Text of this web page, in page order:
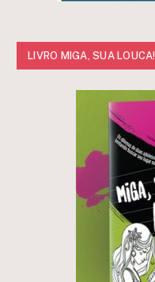
LIVRO MIGA, SUA LOUCA!